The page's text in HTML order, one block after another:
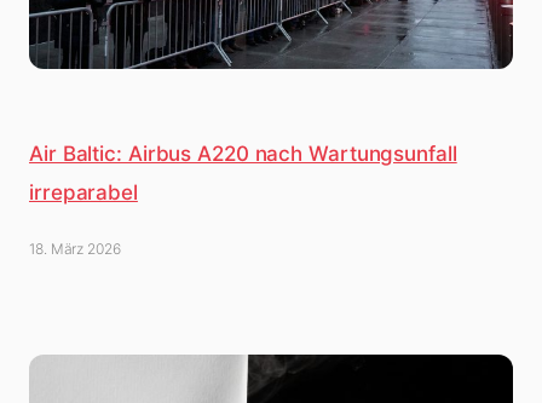
Air Baltic: Airbus A220 nach Wartungsunfall
irreparabel
18. März 2026